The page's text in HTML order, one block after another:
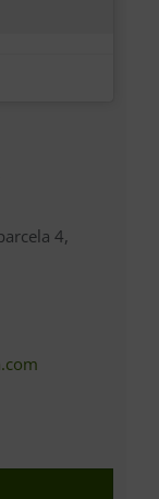
4,